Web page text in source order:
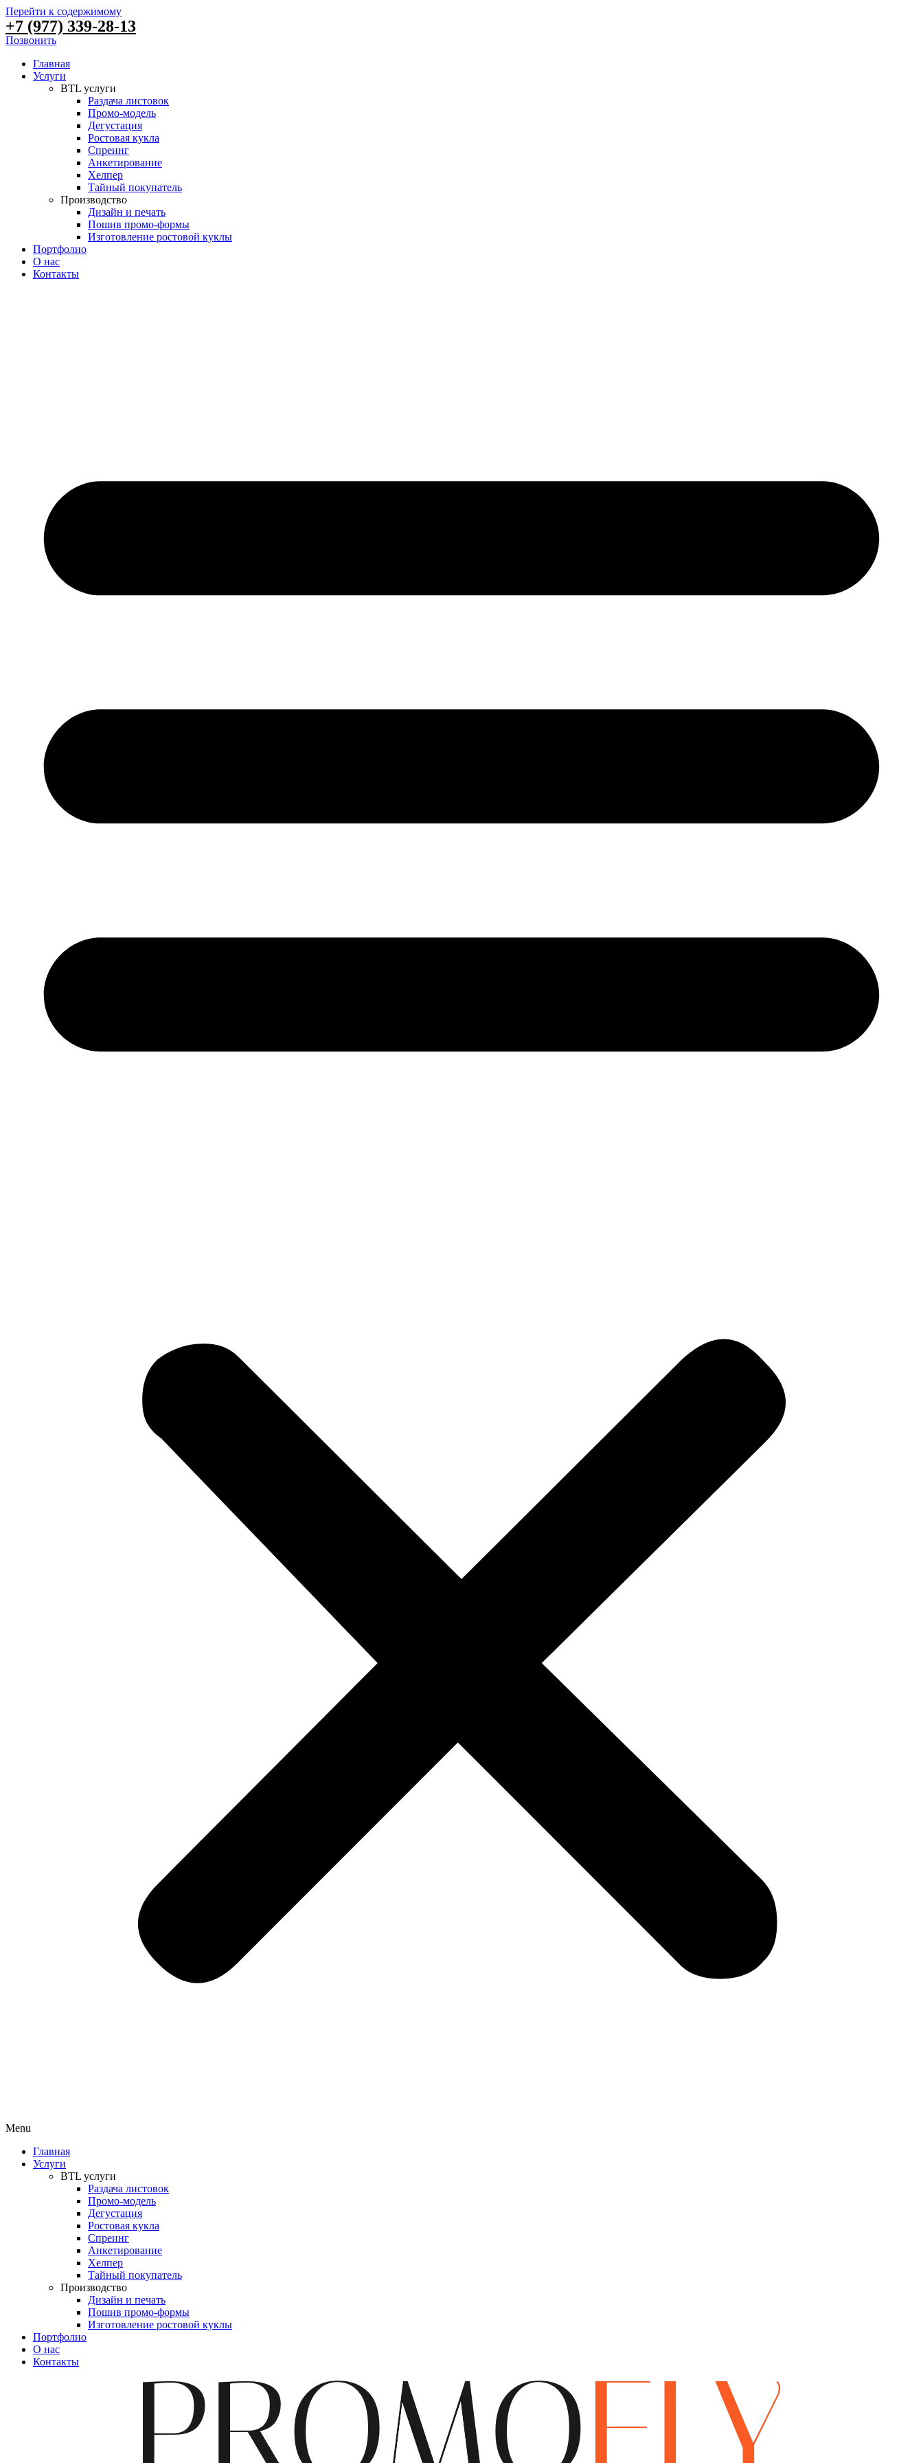
Перейти к содержимому
+7 (977) 339-28-13
Позвонить
Главная
Услуги
BTL услуги
Раздача листовок
Промо-модель
Дегустация
Ростовая кукла
Спреинг
Анкетирование
Хелпер
Тайный покупатель
Производство
Дизайн и печать
Пошив промо-формы
Изготовление ростовой куклы
Портфолио
О нас
Контакты
Menu
Главная
Услуги
BTL услуги
Раздача листовок
Промо-модель
Дегустация
Ростовая кукла
Спреинг
Анкетирование
Хелпер
Тайный покупатель
Производство
Дизайн и печать
Пошив промо-формы
Изготовление ростовой куклы
Портфолио
О нас
Контакты